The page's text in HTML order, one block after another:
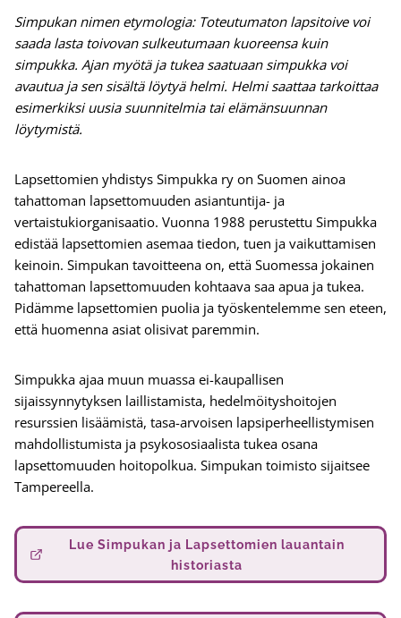
Simpukan nimen etymologia: Toteutumaton lapsitoive voi
saada lasta toivovan sulkeutumaan kuoreensa kuin
simpukka. Ajan myötä ja tukea saatuaan simpukka voi
avautua ja sen sisältä löytyä helmi. Helmi saattaa tarkoittaa
esimerkiksi uusia suunnitelmia tai elämänsuunnan
löytymistä.
Lapsettomien yhdistys Simpukka ry on Suomen ainoa
tahattoman lapsettomuuden asiantuntija- ja
vertaistukiorganisaatio. Vuonna 1988 perustettu Simpukka
edistää lapsettomien asemaa tiedon, tuen ja vaikuttamisen
keinoin. Simpukan tavoitteena on, että Suomessa jokainen
tahattoman lapsettomuuden kohtaava saa apua ja tukea.
Pidämme lapsettomien puolia ja työskentelemme sen eteen,
että huomenna asiat olisivat paremmin.
Simpukka ajaa muun muassa ei-kaupallisen
sijaissynnytyksen laillistamista, hedelmöityshoitojen
resurssien lisäämistä, tasa-arvoisen lapsiperheellistymisen
mahdollistumista ja psykososiaalista tukea osana
lapsettomuuden hoitopolkua. Simpukan toimisto sijaitsee
Tampereella.
Lue Simpukan ja Lapsettomien lauantain
historiasta